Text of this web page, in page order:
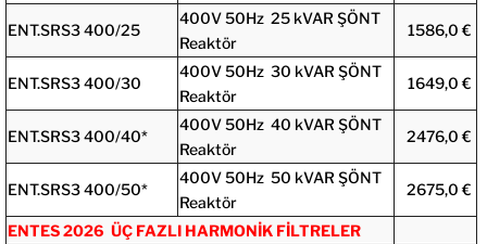
ENT.SRS3 400/25
400V 50Hz 25 kVAR ŞÖNT
Reaktör
1586,0 €
ENT.SRS3 400/30
400V 50Hz 30 kVAR ŞÖNT
Reaktör
1649,0 €
ENT.SRS3 400/40*
400V 50Hz 40 kVAR ŞÖNT
Reaktör
2476,0 €
ENT.SRS3 400/50*
400V 50Hz 50 kVAR ŞÖNT
Reaktör
2675,0 €
ENTES 2026 ÜÇ FAZLI HARMONİK FİLTRELER